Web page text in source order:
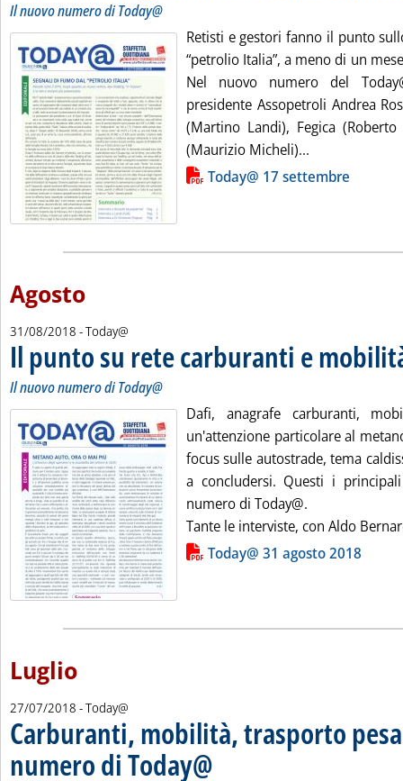
Il nuovo numero di Today@
Retisti e gestori fanno il punto
“petrolio Italia”, a meno di un
Nel nuovo numero del
presidente Assopetroli Andrea
(Martino Landi), Fegica
(Maurizio Micheli)...
Lista allegati PDF alla notiziaToday@ 17 settembre
Agosto
31/08/2018 - Today@
Il punto su rete carburanti e
Il nuovo numero di Today@
Dafi, anagrafe carburanti,
un'attenzione particolare al
focus sulle autostrade, tema
a concludersi. Questi i
numero di Today@.
Tante le interviste, con Aldo
Lista allegati PDF alla notiziaToday@ 31 agosto 2018
Luglio
27/07/2018 - Today@
Carburanti, mobilità, trasporto
numero di Today@ . Pubblicata venerdì 27 luglio 2018 alle